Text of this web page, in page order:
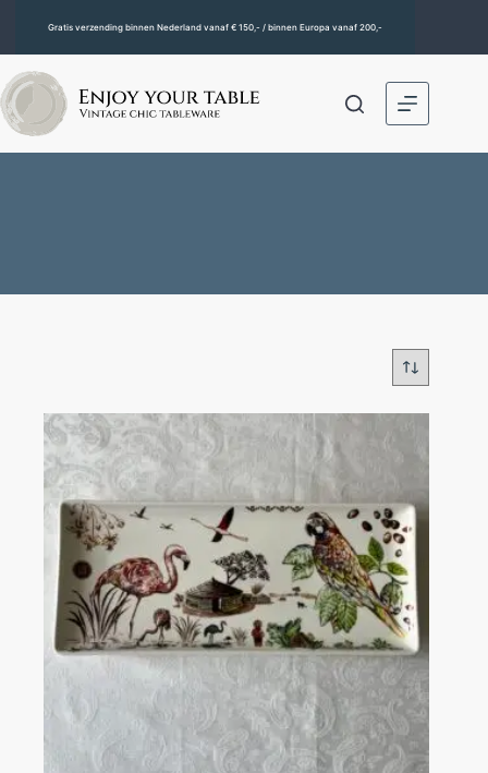
Gratis verzending binnen Nederland vanaf € 150,- / binnen Europa vanaf 200,-